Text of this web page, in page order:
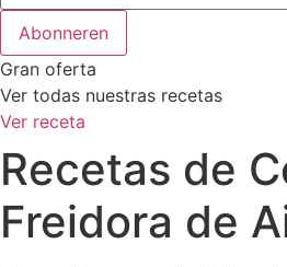
Abonneren
Gran oferta
Ver todas nuestras recetas
Ver receta
Recetas de
Freidora de